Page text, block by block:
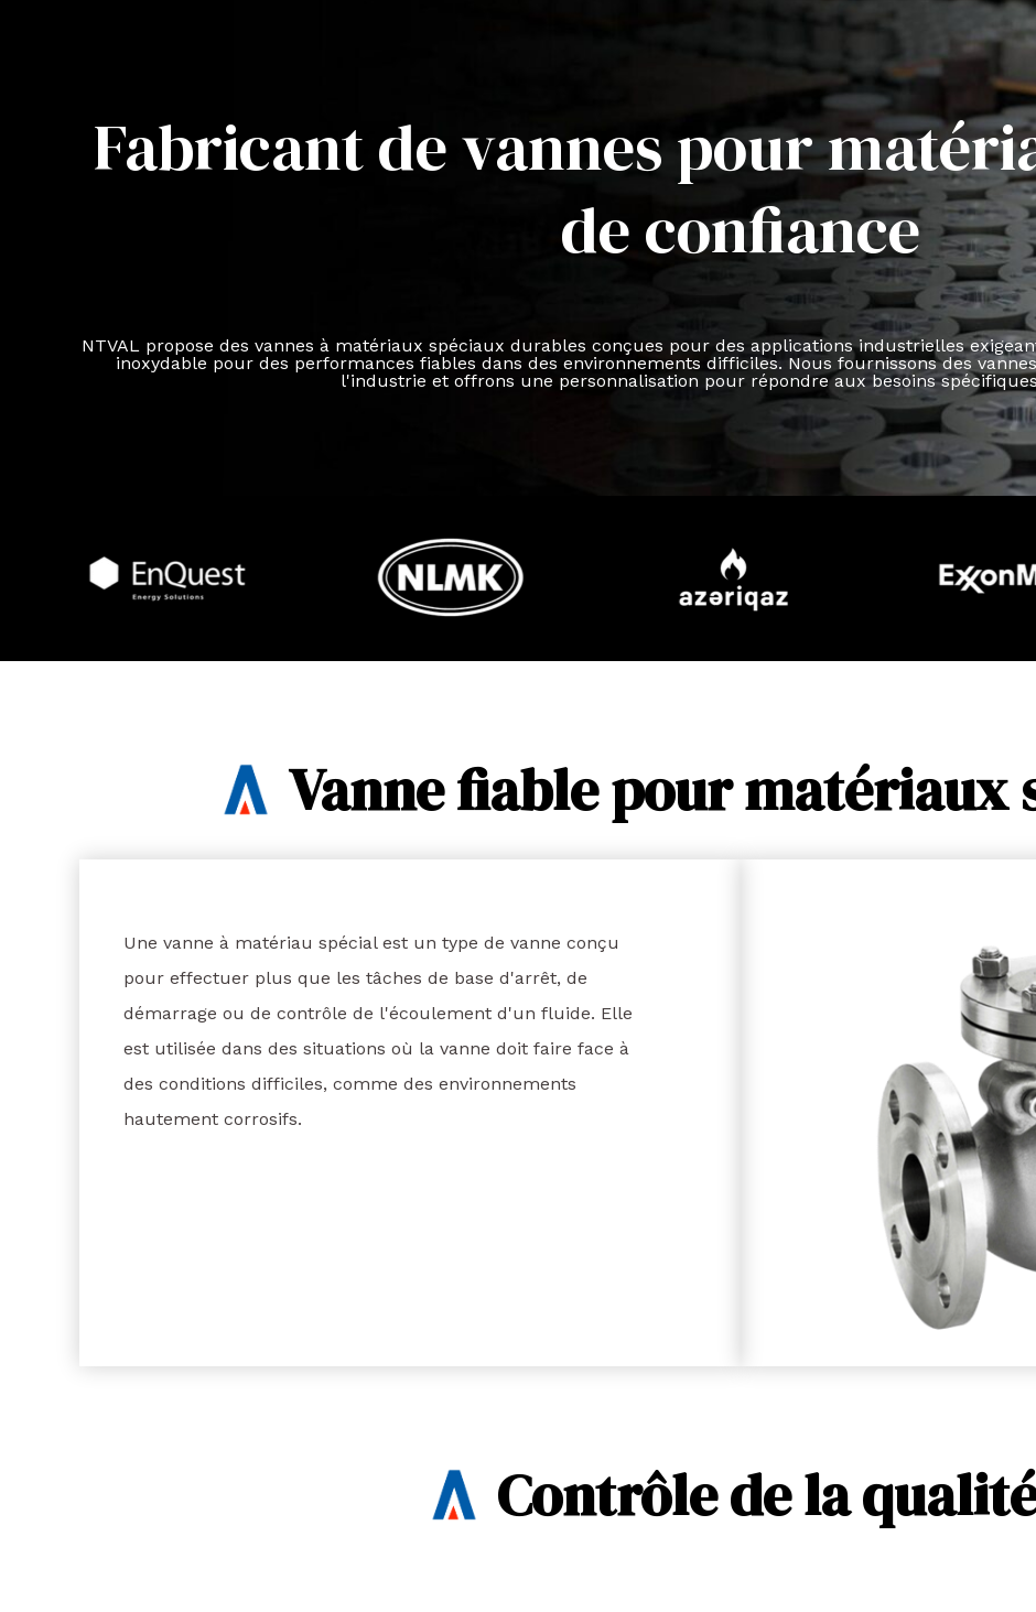
Fabricant de vannes pour
de confiance
NTVAL propose des vannes à matériaux spéciaux durables conçues pour des applications industrielles
inoxydable pour des performances fiables dans des environnements difficiles. Nous fournissons des
l'industrie et offrons une personnalisation pour répondre aux besoins
Vanne fiable pour matériaux
Une vanne à matériau spécial est un type de vanne conçu
pour effectuer plus que les tâches de base d'arrêt, de
démarrage ou de contrôle de l'écoulement d'un fluide. Elle
est utilisée dans des situations où la vanne doit faire face à
des conditions difficiles, comme des environnements
hautement corrosifs.
Contrôle de la